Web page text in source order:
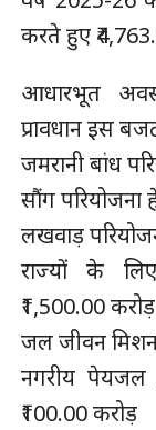
करते हुए
आधारभूत
प्रावधान इस
जमरानी बांध
सौंग परियोजना
लखवाड़
राज्यों के
₹1,500.00 करोड़
जल जीवन
नगरीय पेयजल
₹100.00 करोड़